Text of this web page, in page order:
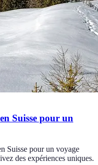
Suisse pour un
Suisse pour un voyage
des expériences uniques.